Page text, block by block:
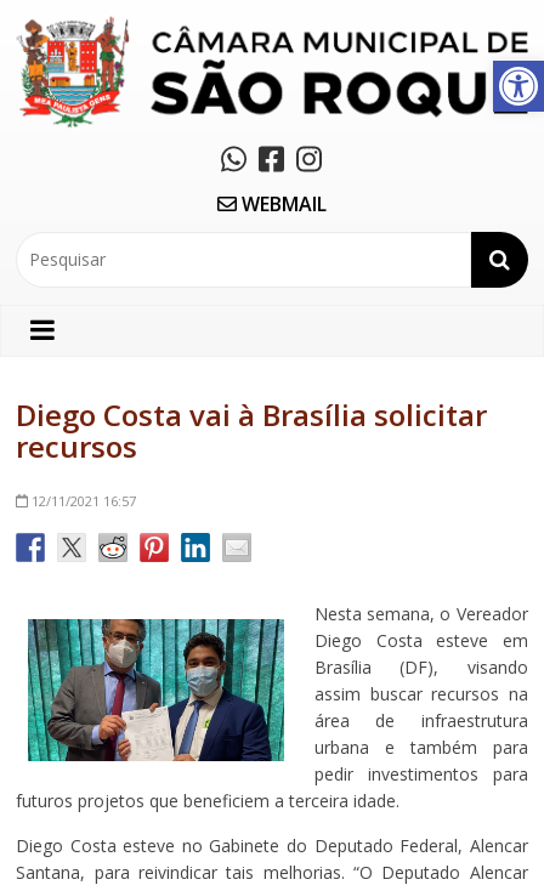
Abrir a barra de ferramentas
WEBMAIL
Diego Costa vai à Brasília solicitar
recursos
12/11/2021 16:57
Nesta semana, o Vereador
Diego Costa esteve em
Brasília (DF), visando
assim buscar recursos na
área de infraestrutura
urbana e também para
pedir investimentos para
futuros projetos que beneficiem a terceira idade.
Diego Costa esteve no Gabinete do Deputado Federal, Alencar
Santana, para reivindicar tais melhorias. “O Deputado Alencar